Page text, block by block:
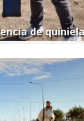
de